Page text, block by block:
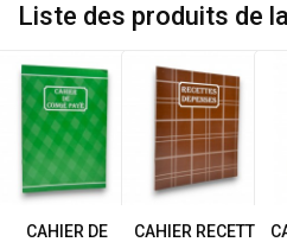
Liste des produits de
CAHIER DE
CAHIER RECETTE